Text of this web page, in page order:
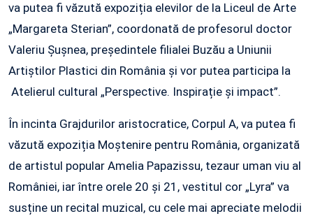
va putea fi văzută expoziția elevilor de la Liceul de Arte
„Margareta Sterian”, coordonată de profesorul doctor
Valeriu Șușnea, președintele filialei Buzău a Uniunii
Artiștilor Plastici din România și vor putea participa la
Atelierul cultural „Perspective. Inspirație și impact”.
În incinta Grajdurilor aristocratice, Corpul A, va putea fi
văzută expoziția Moștenire pentru România, organizată
de artistul popular Amelia Papazissu, tezaur uman viu al
României, iar între orele 20 și 21, vestitul cor „Lyra” va
susține un recital muzical, cu cele mai apreciate melodii